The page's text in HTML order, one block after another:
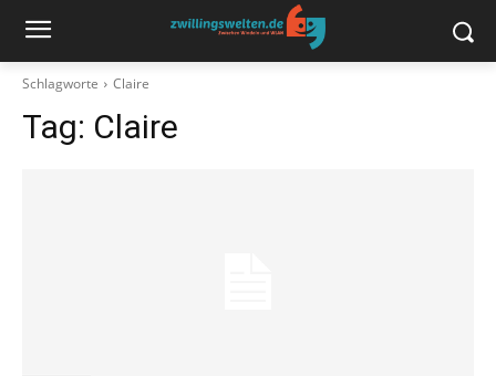
Schlagworte Claire
Tag: Claire